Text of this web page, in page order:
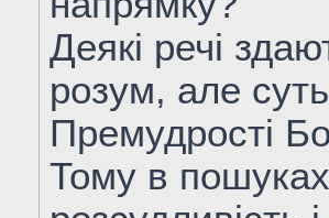
Деякі речі
розум, але
Премудрості
Тому в